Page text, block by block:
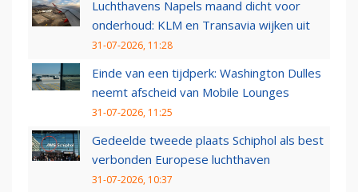
Luchthavens Napels maand dicht voor
onderhoud: KLM en Transavia wijken uit
31-07-2026, 11:28
Einde van een tijdperk: Washington Dulles
neemt afscheid van Mobile Lounges
31-07-2026, 11:25
Gedeelde tweede plaats Schiphol als best
verbonden Europese luchthaven
31-07-2026, 10:37